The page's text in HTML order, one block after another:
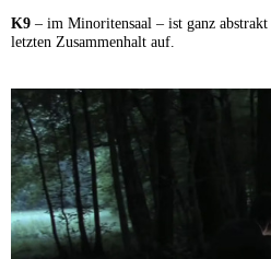
K9 – im Minoritensaal – ist ganz
letzten Zusammenhalt auf.